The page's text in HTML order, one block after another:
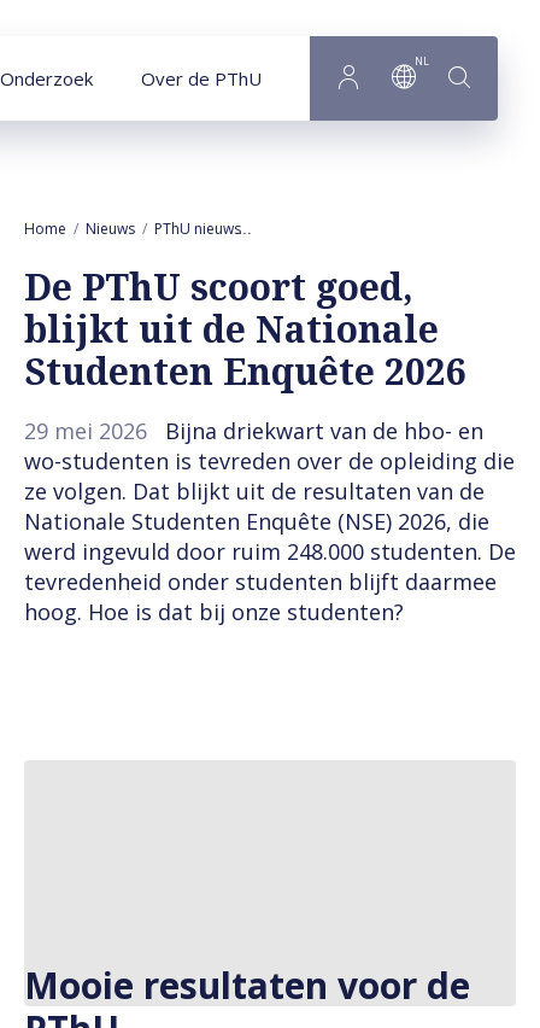
Onderzoek Over de PThU
NL
Home Nieuws PThU nieuws
De PThU scoort goed,
blijkt uit de Nationale
Studenten Enquête 2026
29 mei 2026
Bijna driekwart van de hbo- en
wo-studenten is tevreden over de opleiding die
ze volgen. Dat blijkt uit de resultaten van de
Nationale Studenten Enquête (NSE) 2026, die
werd ingevuld door ruim 248.000 studenten. De
tevredenheid onder studenten blijft daarmee
hoog. Hoe is dat bij onze studenten?
Mooie resultaten voor de